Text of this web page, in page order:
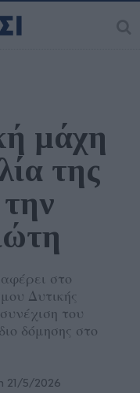
μάχη
της
στο
Δυτικής
του
δόμησης στο
21/5/2026